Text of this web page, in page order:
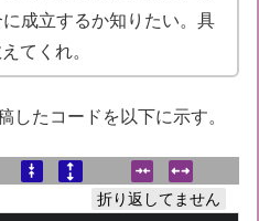
成立するか知りたい。具
てくれ。
したコードを以下に示す。
折り返してません